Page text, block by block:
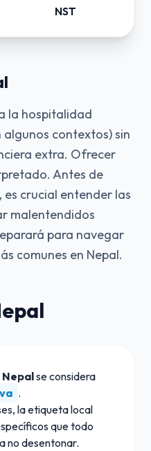
NST
la hospitalidad
contextos) sin
extra. Ofrecer
Antes de
, es crucial entender las
malentendidos
para navegar
comunes en Nepal.
Nepalse considera
.
la etiqueta local
que todo
no desentonar.